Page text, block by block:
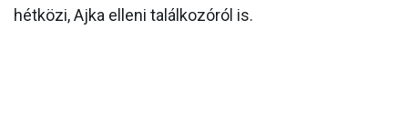
hétközi, Ajka elleni találkozóról is.